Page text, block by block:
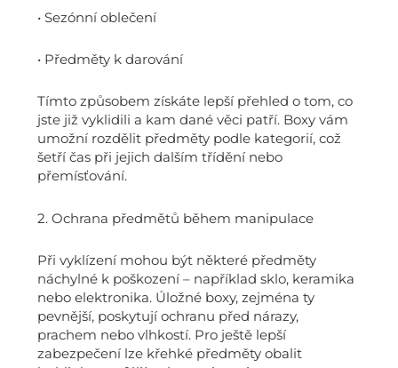
• Sezónní oblečení
• Předměty k darování
Tímto způsobem získáte lepší přehled o tom, co
jste již vyklidili a kam dané věci patří. Boxy vám
umožní rozdělit předměty podle kategorií, což
šetří čas při jejich dalším třídění nebo
přemísťování.
2. Ochrana předmětů během manipulace
Při vyklízení mohou být některé předměty
náchylné k poškození – například sklo, keramika
nebo elektronika. Úložné boxy, zejména ty
pevnější, poskytují ochranu před nárazy,
prachem nebo vlhkostí. Pro ještě lepší
zabezpečení lze křehké předměty obalit